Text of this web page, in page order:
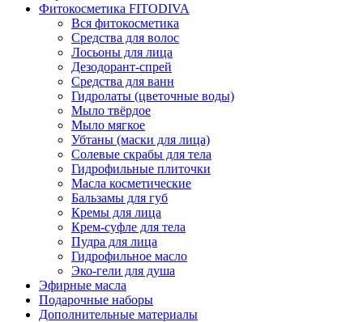
Фитокосметика FITODIVA
Вся фитокосметика
Средства для волос
Лосьоны для лица
Дезодорант-спрей
Средства для ванн
Гидролаты (цветочные воды)
Мыло твёрдое
Мыло мягкое
Убтаны (маски для лица)
Солевые скрабы для тела
Гидрофильные плиточки
Масла косметические
Бальзамы для губ
Кремы для лица
Крем-суфле для тела
Пудра для лица
Гидрофильное масло
Эко-гели для душа
Эфирные масла
Подарочные наборы
Дополнительные материалы